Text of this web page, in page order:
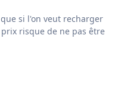
si l'on veut recharger
risque de ne pas être